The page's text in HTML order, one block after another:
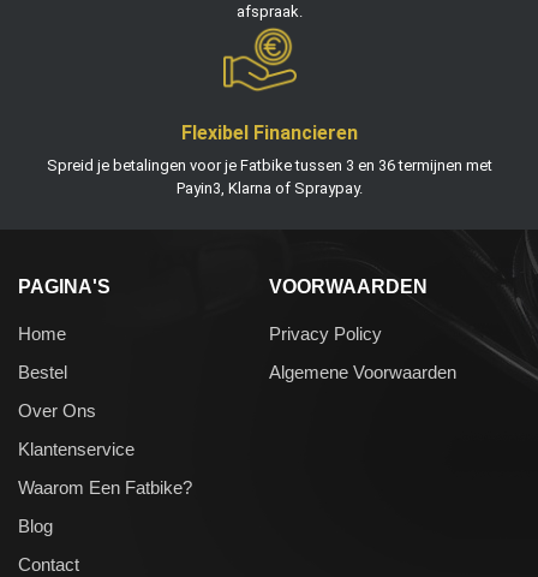
afspraak.
Flexibel Financieren
Spreid je betalingen voor je Fatbike tussen 3 en 36 termijnen met
Payin3, Klarna of Spraypay.
PAGINA'S
Home
Bestel
Over Ons
Klantenservice
Waarom Een Fatbike?
Blog
Contact
VOORWAARDEN
Privacy Policy
Algemene Voorwaarden